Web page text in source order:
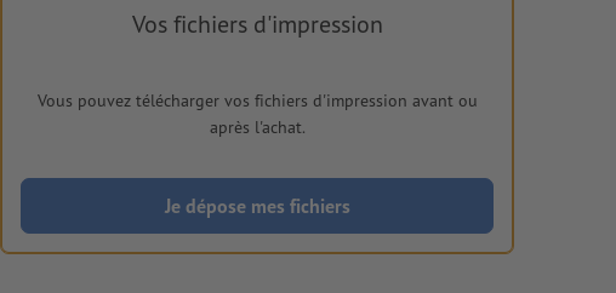
Vos fichiers d'impression
Vous pouvez télécharger vos fichiers d'impression avant ou
après l'achat.
Je dépose mes fichiers